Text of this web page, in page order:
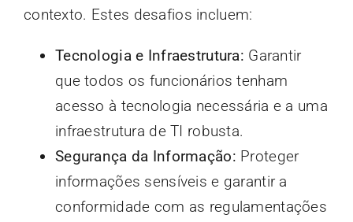
contexto. Estes desafios incluem:
Tecnologia e Infraestrutura: Garantir
que todos os funcionários tenham
acesso à tecnologia necessária e a uma
infraestrutura de TI robusta.
Segurança da Informação: Proteger
informações sensíveis e garantir a
conformidade com as regulamentações